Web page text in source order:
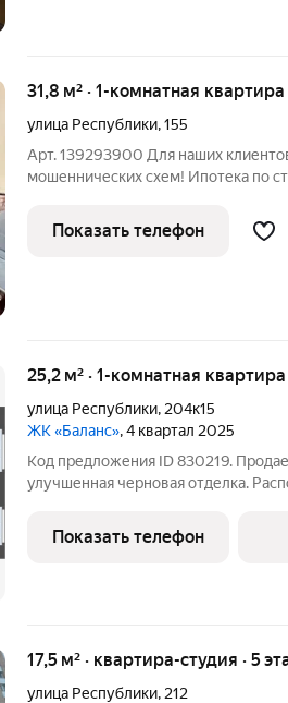
31,8 м² · 1-комнатная
улица Республики,155
Арт. 139293900 Для наших
мошеннических схем! Ипотека по
покупка с нами безопасна! Продам
однокомнатную квартиру в
Показать телефон
25,2 м² · 1-комнатная
улица Республики, 204к15
ЖК «Баланс», 4 квартал 2025
Код предложения ID 830219.
улучшенная черновая отделка.
Своя управляющая компания,
видеонаблюдение.
Показать телефон
17,5 м² · квартира-студия · 5
улица Республики, 212